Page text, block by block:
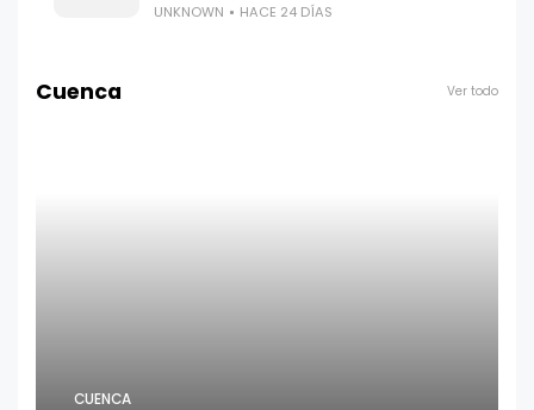
UNKNOWN HACE 24 DÍAS
Cuenca Ver todo
CUENCA